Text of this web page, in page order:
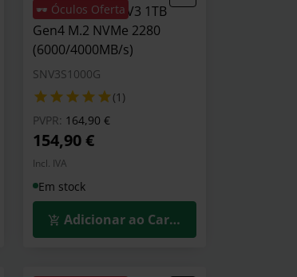
🕶️ Óculos Oferta
SSD Kingston NV3 1TB
Gen4 M.2 NVMe 2280
(6000/4000MB/s)
SNV3S1000G
(1)
PVPR: Preço reduzido de
164,90 €para
154,90 €
Incl. IVA
Em stock
Adicionar ao Carrinho